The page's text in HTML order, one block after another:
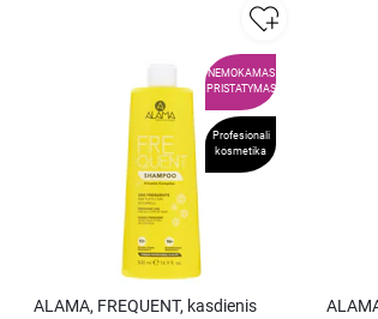
NEMOKAMAS
PRISTATYMAS
Profesionali
kosmetika
ALAMA, FREQUENT, kasdienis